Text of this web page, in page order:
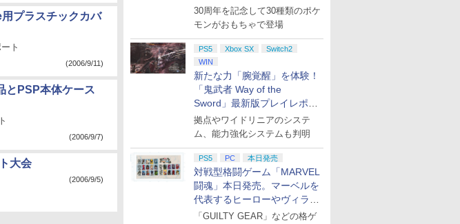
30周年を記念して30種類のポケ
モンがおもちゃで登場
PS5 Xbox SX
Switch2
WIN
新たな力「腕覚醒」を体験！
「鬼武者 Way of the
Sword」最新版プレイレポー
ト
拠点やワイドリニアのシステ
ム、能力強化システムも判明
PS5 PC 本日発売
対戦型格闘ゲーム「MARVEL
闘魂」本日発売。マーベルを
代表するヒーローやヴィラン
たちが登場
「GUILTY GEAR」などの格ゲ
プラスチックカバ
ト
(2006/9/11)
とPSP本体ケース
(2006/9/7)
大会
(2006/9/5)